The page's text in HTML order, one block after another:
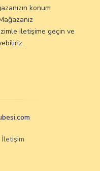
konum
iletişime geçin ve
İletişim